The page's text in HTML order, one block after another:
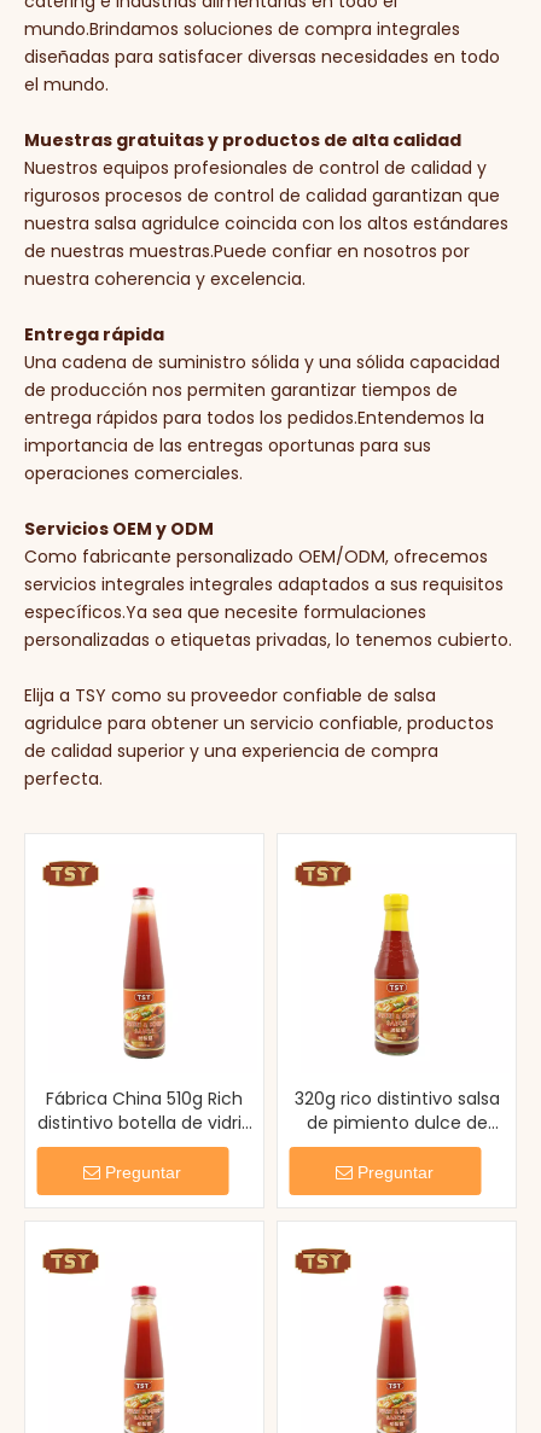
mundo.Brindamos soluciones de compra integrales
diseñadas para satisfacer diversas necesidades en todo
el mundo.
Muestras gratuitas y productos de alta calidad
Nuestros equipos profesionales de control de calidad y
rigurosos procesos de control de calidad garantizan que
nuestra salsa agridulce coincida con los altos estándares
de nuestras muestras.Puede confiar en nosotros por
nuestra coherencia y excelencia.
Entrega rápida
Una cadena de suministro sólida y una sólida capacidad
de producción nos permiten garantizar tiempos de
entrega rápidos para todos los pedidos.Entendemos la
importancia de las entregas oportunas para sus
operaciones comerciales.
Servicios OEM y ODM
Como fabricante personalizado OEM/ODM, ofrecemos
servicios integrales integrales adaptados a sus requisitos
específicos.Ya sea que necesite formulaciones
personalizadas o etiquetas privadas, lo tenemos cubierto.
Elija a TSY como su proveedor confiable de salsa
agridulce para obtener un servicio confiable, productos
de calidad superior y una experiencia de compra
perfecta.
Fábrica China 510g Rich
distintivo botella de vidrio
de salsa de chile
Preguntar
320g rico distintivo salsa
de pimiento dulce de
pimiento pasta de chile
Preguntar